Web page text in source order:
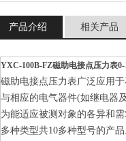
产品介绍 相关产品
YXC-100B-FZ磁助电接点压力表
磁助电接点压力表广泛应用
与相应的电气器件(如继电器
为能适应被测对象的各异和
多种类型共10多种型号的产品